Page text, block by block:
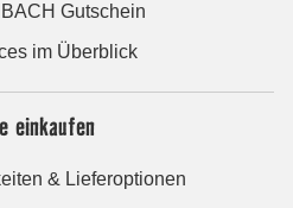
Gutschein
im Überblick
einkaufen
& Lieferoptionen